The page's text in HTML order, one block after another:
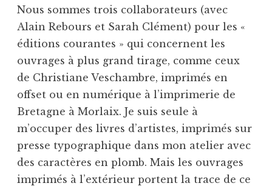
Nous sommes trois collaborateurs (avec
Alain Rebours et Sarah Clément) pour les «
éditions courantes » qui concernent les
ouvrages à plus grand tirage, comme ceux
de Christiane Veschambre, imprimés en
offset ou en numérique à l’imprimerie de
Bretagne à Morlaix. Je suis seule à
m’occuper des livres d’artistes, imprimés sur
presse typographique dans mon atelier avec
des caractères en plomb. Mais les ouvrages
imprimés à l’extérieur portent la trace de ce